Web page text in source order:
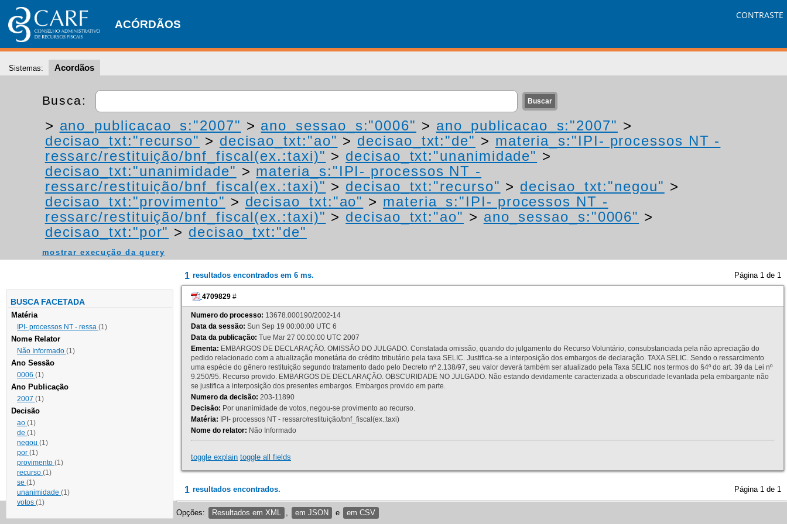
ACÓRDÃOS
CONTRASTE
Sistemas: Acordãos
Busca:
> ano_publicacao_s:"2007" > ano_sessao_s:"0006" > ano_publicacao_s:"2007" >
decisao_txt:"recurso" > decisao_txt:"ao" > decisao_txt:"de" > materia_s:"IPI- processos NT -
ressarc/restituição/bnf_fiscal(ex.:taxi)" > decisao_txt:"unanimidade" >
decisao_txt:"unanimidade" > materia_s:"IPI- processos NT -
ressarc/restituição/bnf_fiscal(ex.:taxi)" > decisao_txt:"recurso" > decisao_txt:"negou" >
decisao_txt:"provimento" > decisao_txt:"ao" > materia_s:"IPI- processos NT -
ressarc/restituição/bnf_fiscal(ex.:taxi)" > decisao_txt:"ao" > ano_sessao_s:"0006" >
decisao_txt:"por" > decisao_txt:"de"
mostrar execução da query
BUSCA FACETADA
Matéria
IPI- processos NT - ressa (1)
Nome Relator
Não Informado (1)
Ano Sessão
0006 (1)
Ano Publicação
2007 (1)
Decisão
ao (1)
de (1)
negou (1)
por (1)
provimento (1)
recurso (1)
se (1)
unanimidade (1)
votos (1)
1 resultados encontrados em 6 ms. Página 1 de 1
4709829 #
Numero do processo: 13678.000190/2002-14
Data da sessão: Sun Sep 19 00:00:00 UTC 6
Data da publicação: Tue Mar 27 00:00:00 UTC 2007
Ementa: EMBARGOS DE DECLARAÇÃO. OMISSÃO DO JULGADO. Constatada omissão, quando do julgamento do Recurso Voluntário, consubstanciada pela não apreciação do
pedido relacionado com a atualização monetária do crédito tributário pela taxa SELIC. Justifica-se a interposição dos embargos de declaração. TAXA SELIC. Sendo o ressarcimento
uma espécie do gênero restituição segundo tratamento dado pelo Decreto nº 2.138/97, seu valor deverá também ser atualizado pela Taxa SELIC nos termos do §4º do art. 39 da Lei nº
9.250/95. Recurso provido. EMBARGOS DE DECLARAÇÃO. OBSCURIDADE NO JULGADO. Não estando devidamente caracterizada a obscuridade levantada pela embargante não
se justifica a interposição dos presentes embargos. Embargos provido em parte.
Numero da decisão: 203-11890
Decisão: Por unanimidade de votos, negou-se provimento ao recurso.
Matéria: IPI- processos NT - ressarc/restituição/bnf_fiscal(ex.:taxi)
Nome do relator: Não Informado
toggle explain toggle all fields
1 resultados encontrados. Página 1 de 1
Opções: Resultados em XML em JSON e em CSV